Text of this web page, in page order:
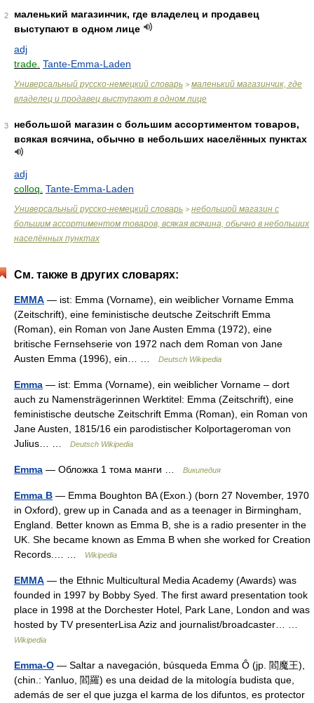
2
маленький магазинчик, где владелец и продавец
выступают в одном лице
adj
trade. Tante-Emma-Laden
Универсальный русско-немецкий словарь > маленький магазинчик, где
владелец и продавец выступают в одном лице
3
небольшой магазин с большим ассортиментом товаров,
всякая всячина, обычно в небольших населённых пунктах
adj
colloq. Tante-Emma-Laden
Универсальный русско-немецкий словарь > небольшой магазин с
большим ассортиментом товаров, всякая всячина, обычно в небольших
населённых пунктах
См. также в других словарях:
EMMA — ist: Emma (Vorname), ein weiblicher Vorname Emma
(Zeitschrift), eine feministische deutsche Zeitschrift Emma
(Roman), ein Roman von Jane Austen Emma (1972), eine
britische Fernsehserie von 1972 nach dem Roman von Jane
Austen Emma (1996), ein… …
Deutsch Wikipedia
Emma — ist: Emma (Vorname), ein weiblicher Vorname – dort
auch zu Namensträgerinnen Werktitel: Emma (Zeitschrift), eine
feministische deutsche Zeitschrift Emma (Roman), ein Roman von
Jane Austen, 1815/16 ein parodistischer Kolportageroman von
Julius… …
Deutsch Wikipedia
Emma — Обложка 1 тома манги … Википедия
Emma B — Emma Boughton BA (Exon.) (born 27 November, 1970
in Oxford), grew up in Canada and as a teenager in Birmingham,
England. Better known as Emma B, she is a radio presenter in the
UK. She became known as Emma B when she worked for Creation
Records.… …
Wikipedia
EMMA — the Ethnic Multicultural Media Academy (Awards) was
founded in 1997 by Bobby Syed. The first award presentation took
place in 1998 at the Dorchester Hotel, Park Lane, London and was
hosted by TV presenterLisa Aziz and journalist/broadcaster… …
Wikipedia
Emma-O — Saltar a navegación, búsqueda Emma Ô (jp. 閻魔王),
(chin.: Yanluo, 閻羅) es una deidad de la mitología budista que,
además de ser el que juzga el karma de los difuntos, es protector